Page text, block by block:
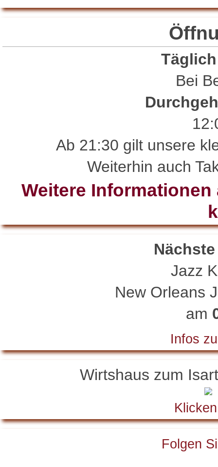
Bei
Ab 21:30 gilt unsere
Weiterhin auch
Weitere
Jazz
New Orleans
am
Infos
Wirtshaus zum
Folgen